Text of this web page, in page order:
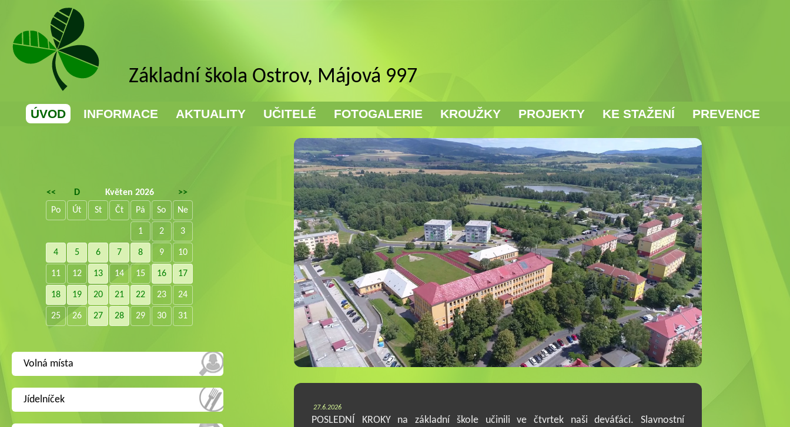
Základní škola Ostrov, Májová 997
ÚVOD INFORMACE AKTUALITY UČITELÉ FOTOGALERIE KROUŽKY PROJEKTY KE STAŽENÍ PREVENCE
27.6.2026
POSLEDNÍ KROKY na základní škole učinili ve čtvrtek naši deváťáci. Slavnostní
<< D Květen 2026
>>
Po
Út St Čt Pá So Ne
1 2 3
4 5 6 7 8 9 10
11 12 13 14 15 16 17
18 19 20 21 22 23 24
25 26 27 28 29 30 31
Volná místa
Jídelníček